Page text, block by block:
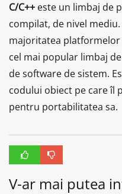
C/C++ este un limbaj de
compilat, de nivel
majoritatea platformelor
cel mai popular limbaj
de software de sistem.
codului obiect pe care îl
pentru portabilitatea sa.
V-ar mai putea